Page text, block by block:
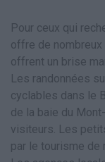
Pour ceux qui
offre de
offrent un brise
Les randonnées
cyclables dans le
de la baie du
visiteurs. Les
par le tourisme de